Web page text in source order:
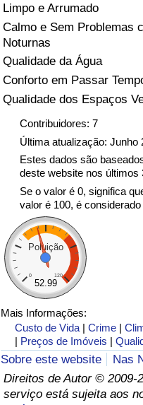
Limpo e Arrumado
Calmo e Sem Problemas
Noturnas
Qualidade da Água
Conforto em Passar
Qualidade dos Espaços
Contribuidores: 7
Última atualização: Junho
Estes dados são
deste website nos últimos
Se o valor é 0, significa
valor é 100, é
Poluição
0 120
52.99
Mais Informações:
Custo de Vida |Crime |
| Preços de Imóveis |
Sobre este website
Nas
Direitos de Autor © 2009-
serviço está sujeita aos
Índice de poluição
Indicador de Poluição
Trânsito
Indicador de Trânsito
Indicador de Trânsito
Indicador de Trânsito